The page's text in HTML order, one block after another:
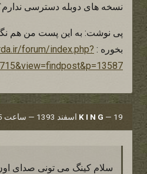
نسخه های دوبله دسترسی
پی نوشت: به این پست من هم
بخوره : forum/index.php?
K I N G — 19 اسفند 1393 — ساعت 18:45
سلام کینگ می تونی صدای